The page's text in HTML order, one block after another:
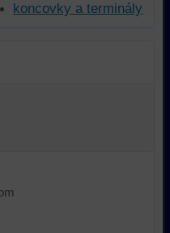
koncovky a terminály